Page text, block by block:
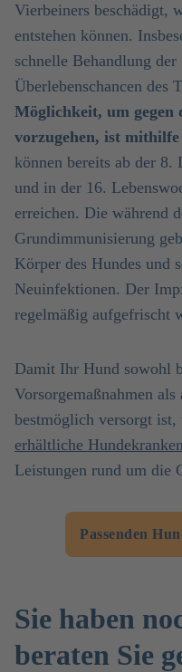
Vierbeiners beschädigt,
entstehen können.
schnelle Behandlung
Überlebenschancen des
Möglichkeit, um gegen
vorzugehen, ist
können bereits ab der 8.
und in der 16.
erreichen. Die während
Grundimmunisierung
Körper des Hundes und
Neuinfektionen. Der
regelmäßig aufgefrischt
Damit Ihr Hund sowohl
Vorsorgemaßnahmen
bestmöglich versorgt ist,
erhältliche
Leistungen rund um die
Passenden
Sie haben
beraten Sie